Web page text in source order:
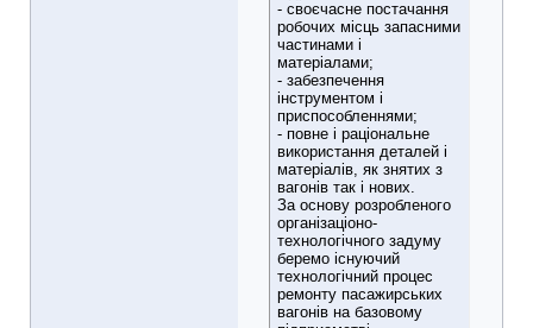
- своєчасне постачання
робочих місць запасними
частинами і
матеріалами;
- забезпечення
інструментом і
приспособленнями;
- повне і раціональне
використання деталей і
матеріалів, як знятих з
вагонів так і нових.
За основу розробленого
організаціоно-
технологічного задуму
беремо існуючий
технологічний процес
ремонту пасажирських
вагонів на базовому